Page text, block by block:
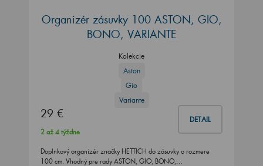
Organizér zásuvky 100 ASTON, GIO,
BONO, VARIANTE
Kolekcie
Aston
Gio
Variante
29 € DETAIL
2 až 4 týždne
Doplnkový organizér značky HETTICH do zásuvky o rozmere
100 cm. Vhodný pre rady ASTON, GIO, BONO,…